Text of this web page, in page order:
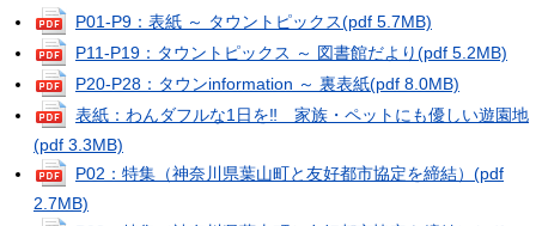
P01-P9：表紙 ～ タウントピックス(pdf 5.7MB)
P11‐P19：タウントピックス ～ 図書館だより(pdf 5.2MB)
P20‐P28：タウンinformation ～ 裏表紙(pdf 8.0MB)
表紙：わんダフルな1日を‼ 家族・ペットにも優しい遊園地
(pdf 3.3MB)
P02：特集（神奈川県葉山町と友好都市協定を締結） (pdf
2.7MB)